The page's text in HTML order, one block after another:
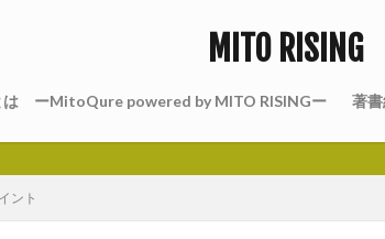
MITO RISING
は ーMitoQure powered by MITO RISINGー 著
ご質問・
ント